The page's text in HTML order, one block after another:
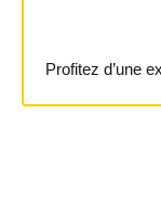
Profitez d’une